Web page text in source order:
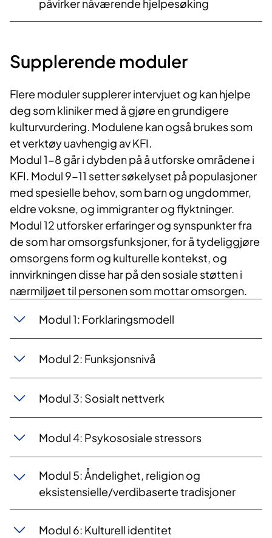
påvirker nåværende hjelpesøking
Supplerende moduler
Flere moduler supplerer intervjuet og kan hjelpe
deg som kliniker med å gjøre en grundigere
kulturvurdering. Modulene kan også brukes som
et verktøy uavhengig av KFI.
Modul 1-8 går i dybden på å utforske områdene i
KFI. Modul 9-11 setter søkelyset på populasjoner
med spesielle behov, som barn og ungdommer,
eldre voksne, og immigranter og flyktninger.
Modul 12 utforsker erfaringer og synspunkter fra
de som har omsorgsfunksjoner, for å tydeliggjøre
omsorgens form og kulturelle kontekst, og
innvirkningen disse har på den sosiale støtten i
nærmiljøet til personen som mottar omsorgen.
Modul 1: Forklaringsmodell
Modul 2: Funksjonsnivå
Modul 3: Sosialt nettverk
Modul 4: Psykososiale stressors
Modul 5: Åndelighet, religion og
eksistensielle/verdibaserte tradisjoner
Modul 6: Kulturell identitet